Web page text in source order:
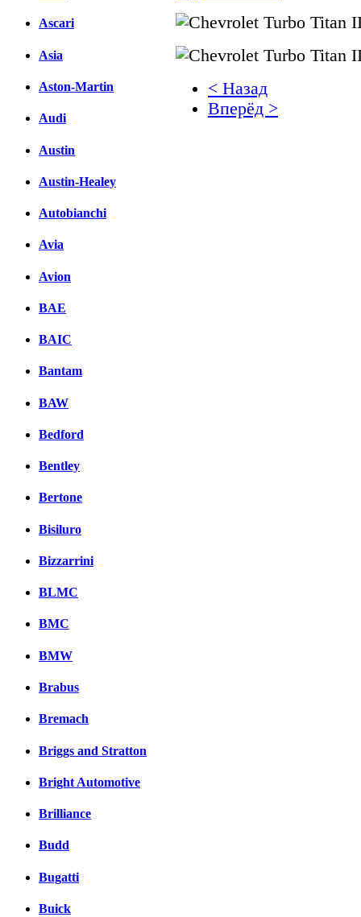
Ascari
Asia
Aston-Martin
Audi
Austin
Austin-Healey
Autobianchi
Avia
Avion
BAE
BAIC
Bantam
BAW
Bedford
Bentley
Bertone
Bisiluro
Bizzarrini
BLMC
BMC
BMW
Brabus
Bremach
Briggs and Stratton
Bright Automotive
Brilliance
Budd
Bugatti
Buick
< Назад
Вперёд >